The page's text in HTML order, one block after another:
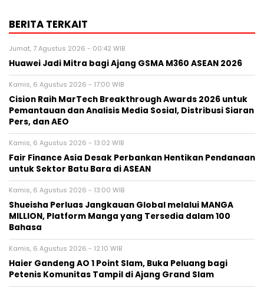
BERITA TERKAIT
Jumat, 7 Agustus 2026 - 00:42 WIB
Huawei Jadi Mitra bagi Ajang GSMA M360 ASEAN 2026
Kamis, 6 Agustus 2026 - 17:00 WIB
Cision Raih MarTech Breakthrough Awards 2026 untuk
Pemantauan dan Analisis Media Sosial, Distribusi Siaran
Pers, dan AEO
Kamis, 6 Agustus 2026 - 13:02 WIB
Fair Finance Asia Desak Perbankan Hentikan Pendanaan
untuk Sektor Batu Bara di ASEAN
Kamis, 6 Agustus 2026 - 13:00 WIB
Shueisha Perluas Jangkauan Global melalui MANGA
MILLION, Platform Manga yang Tersedia dalam 100
Bahasa
Kamis, 6 Agustus 2026 - 12:10 WIB
Haier Gandeng AO 1 Point Slam, Buka Peluang bagi
Petenis Komunitas Tampil di Ajang Grand Slam